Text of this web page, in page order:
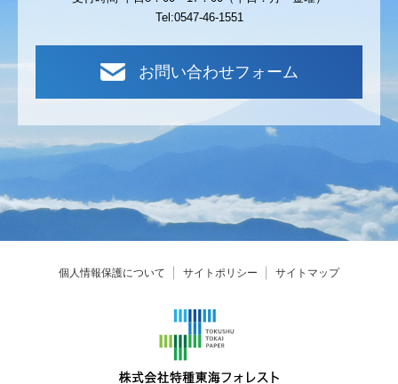
Tel:0547-46-1551
お問い合わせフォーム
個人情報保護について サイトポリシー サイトマップ